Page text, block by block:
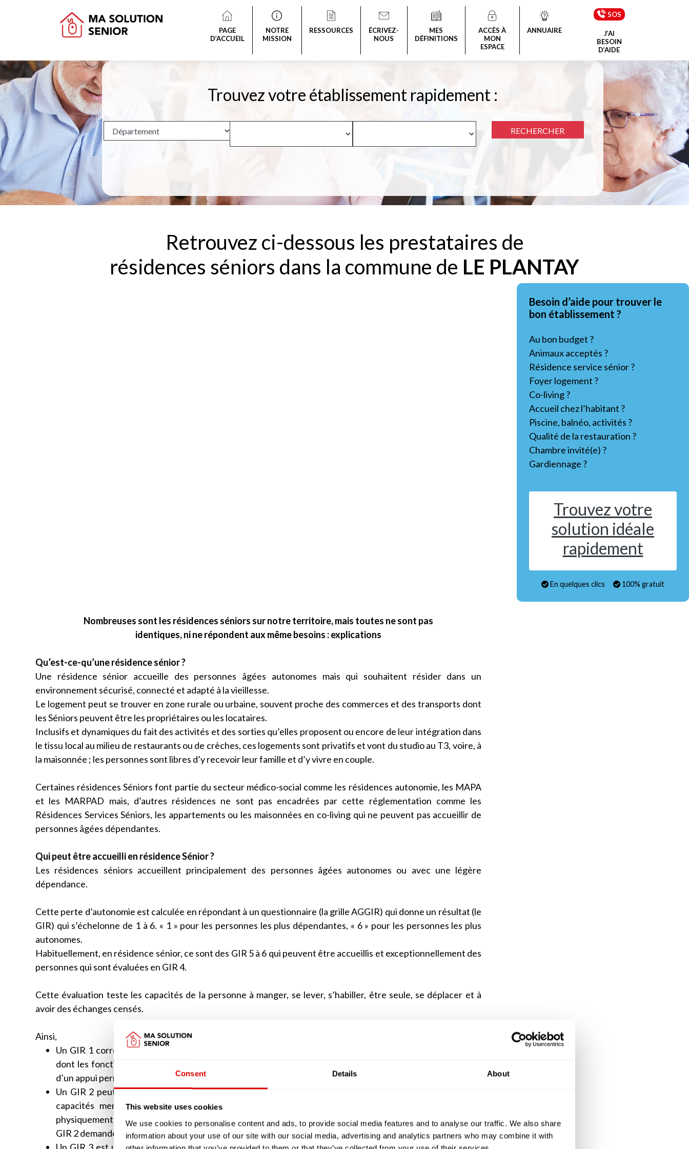
Consent Details About
This website uses cookies
We use cookies to personalise content and ads, to provide social media features and to analyse our traffic. We also share
information about your use of our site with our social media, advertising and analytics partners who may combine it with
PAGE
D’ACCUEIL
NOTRE
MISSION
RESSOURCES
ÉCRIVEZ-
NOUS
MES
DÉFINITIONS
ACCÈS À
MON
ESPACE
ANNUAIRE
SOS
J’AI
BESOIN
D’AIDE
Trouvez votre établissement rapidement :
RECHERCHER
Retrouvez ci-dessous les prestataires de
résidences séniors dans la commune de LE PLANTAY
Besoin d’aide pour trouver le
bon établissement ?
Au bon budget ?
Animaux acceptés ?
Résidence service sénior ?
Foyer logement ?
Co-living ?
Accueil chez l’habitant ?
Piscine, balnéo, activités ?
Qualité de la restauration ?
Chambre invité(e) ?
Gardiennage ?
Trouvez votre
solution idéale
rapidement
En quelques clics 100% gratuit
Nombreuses sont les résidences séniors sur notre territoire, mais toutes ne sont pas
identiques, ni ne répondent aux même besoins : explications
Qu’est-ce-qu’une résidence sénior ?
Une résidence sénior accueille des personnes âgées autonomes mais qui souhaitent résider dans un
environnement sécurisé, connecté et adapté à la vieillesse.
Le logement peut se trouver en zone rurale ou urbaine, souvent proche des commerces et des transports dont
les Séniors peuvent être les propriétaires ou les locataires.
Inclusifs et dynamiques du fait des activités et des sorties qu’elles proposent ou encore de leur intégration dans
le tissu local au milieu de restaurants ou de crèches, ces logements sont privatifs et vont du studio au T3, voire, à
la maisonnée ; les personnes sont libres d’y recevoir leur famille et d’y vivre en couple.
Certaines résidences Séniors font partie du secteur médico-social comme les résidences autonomie, les MAPA
et les MARPAD mais, d’autres résidences ne sont pas encadrées par cette réglementation comme les
Résidences Services Séniors, les appartements ou les maisonnées en co-living qui ne peuvent pas accueillir de
personnes âgées dépendantes.
Qui peut être accueilli en résidence Sénior ?
Les résidences séniors accueillent principalement des personnes âgées autonomes ou avec une légère
dépendance.
Cette perte d’autonomie est calculée en répondant à un questionnaire (la grille AGGIR) qui donne un résultat (le
GIR) qui s’échelonne de 1 à 6. « 1 » pour les personnes les plus dépendantes, « 6 » pour les personnes les plus
autonomes.
Habituellement, en résidence sénior, ce sont des GIR 5 à 6 qui peuvent être accueillis et exceptionnellement des
personnes qui sont évaluées en GIR 4.
Cette évaluation teste les capacités de la personne à manger, se lever, s’habiller, être seule, se déplacer et à
avoir des échanges censés.
Ainsi,
Un GIR 1 correspondra bien souvent à une personne alitée ou assise en permanence dans un fauteuil et
dont les fonctions mentales sont malheureusement très altérées. Cette personne âgée devra bénéficier
d’un appui permanent.
Un GIR 2 peut correspondre, tout comme le GIR 1, à une personne alitée ou en fauteuil mais avec des
capacités mentales qui ne sont pas totalement altérées ou, à l’inverse, à une personne qui est
physiquement autonome mais dont les fonctions mentales sont altérées. La personne qui sera évaluée en
GIR 2 demandera, tout comme le GIR 1, une surveillance permanente.